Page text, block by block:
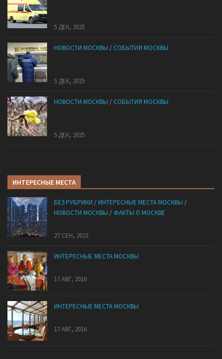
5 ДЕК, 2025
НОВОСТИ МОСКВЫ / СОБЫТИЯ МОСКВЫ
5 ДЕК, 2025
НОВОСТИ МОСКВЫ / СОБЫТИЯ МОСКВЫ
5 ДЕК, 2025
ИНТЕРЕСНЫЕ МЕСТА
БЕЗ РУБРИКИ /ИНТЕРЕСНЫЕ МЕСТА МОСКВЫ /
НОВОСТИ МОСКВЫ / ФАКТЫ О МОСКВЕ
27 СЕН, 2023
ИНТЕРЕСНЫЕ МЕСТА МОСКВЫ
17 АВГ, 2016
ИНТЕРЕСНЫЕ МЕСТА МОСКВЫ
17 АВГ, 2016